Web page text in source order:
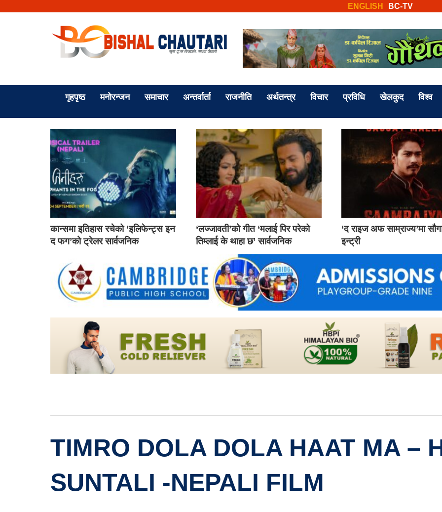
BC-TV
ENGLISH
गृहपृष्ठ मनोरन्जन समाचार अन्तर्वार्ता राजनीति अर्थतन्त्र विचार प्रविधि खेलकुद विश्व
कान्समा इतिहास रचेको ‘इलिफेन्ट्स इन
द फग’को ट्रेलर सार्वजनिक
‘लज्जावती’को गीत ‘मलाई पिर परेको
तिम्लाई के थाहा छ’ सार्वजनिक
‘द राइज अफ साम्राज्य’मा
इन्ट्री
TIMRO DOLA DOLA HAAT MA –
SUNTALI -NEPALI FILM